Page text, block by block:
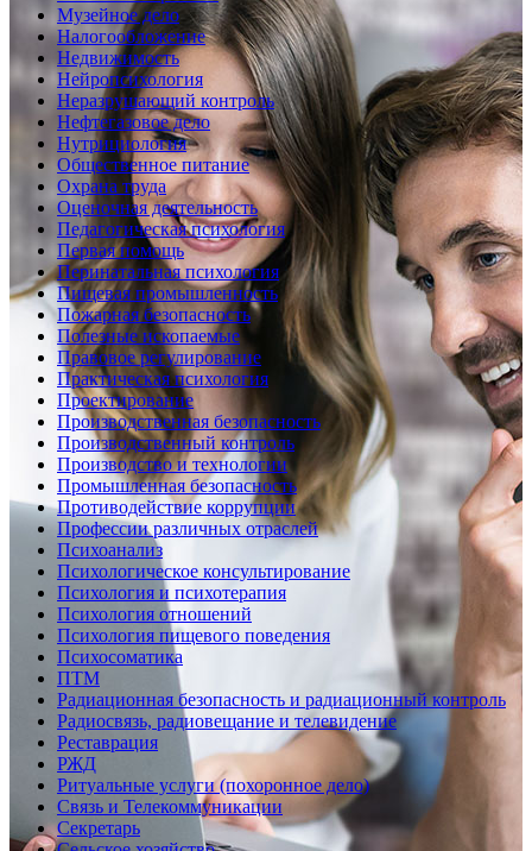
Музейное дело
Налогообложение
Недвижимость
Нейропсихология
Неразрушающий контроль
Нефтегазовое дело
Нутрициология
Общественное питание
Охрана труда
Оценочная деятельность
Педагогическая психология
Первая помощь
Перинатальная психология
Пищевая промышленность
Пожарная безопасность
Полезные ископаемые
Правовое регулирование
Практическая психология
Проектирование
Производственная безопасность
Производственный контроль
Производство и технологии
Промышленная безопасность
Противодействие коррупции
Профессии различных отраслей
Психоанализ
Психологическое консультирование
Психология и психотерапия
Психология отношений
Психология пищевого поведения
Психосоматика
ПТМ
Радиационная безопасность и радиационный контроль
Радиосвязь, радиовещание и телевидение
Реставрация
РЖД
Ритуальные услуги (похоронное дело)
Связь и Телекоммуникации
Секретарь